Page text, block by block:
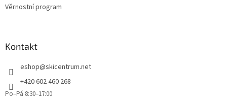
Věrnostní program
Kontakt
eshop@skicentrum.net
+420 602 460 268
Po–Pá 8:30–17:00